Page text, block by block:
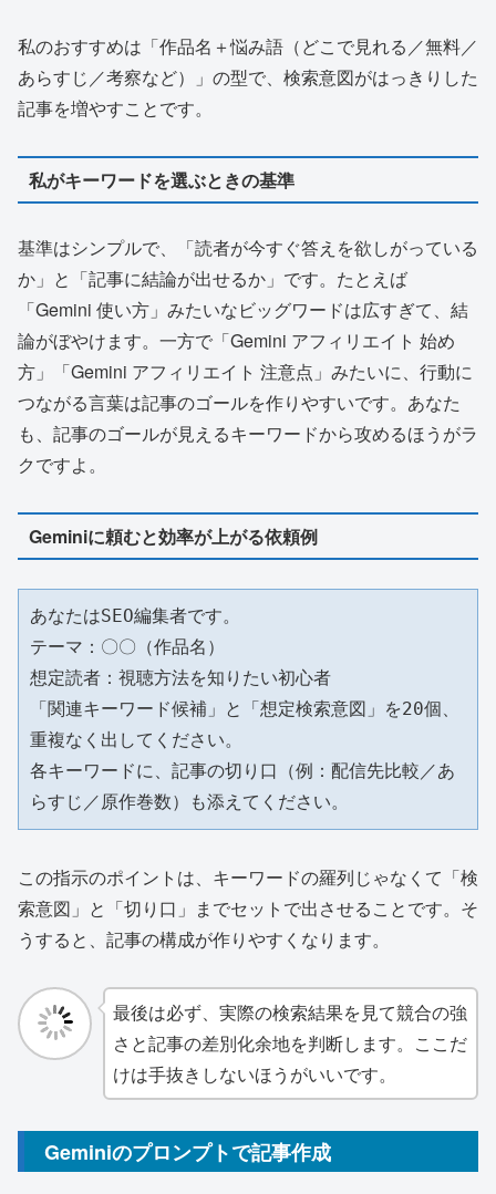
私のおすすめは「作品名＋悩み語（どこで見れる／無料／
あらすじ／考察など）」の型で、検索意図がはっきりした
記事を増やすことです。
私がキーワードを選ぶときの基準
基準はシンプルで、「読者が今すぐ答えを欲しがっている
か」と「記事に結論が出せるか」です。たとえば
「Gemini 使い方」みたいなビッグワードは広すぎて、結
論がぼやけます。一方で「Gemini アフィリエイト 始め
方」「Gemini アフィリエイト 注意点」みたいに、行動に
つながる言葉は記事のゴールを作りやすいです。あなた
も、記事のゴールが見えるキーワードから攻めるほうがラ
クですよ。
Geminiに頼むと効率が上がる依頼例
あなたはSEO編集者です。
テーマ：〇〇（作品名）
想定読者：視聴方法を知りたい初心者
「関連キーワード候補」と「想定検索意図」を20個、
重複なく出してください。
各キーワードに、記事の切り口（例：配信先比較／あ
らすじ／原作巻数）も添えてください。
この指示のポイントは、キーワードの羅列じゃなくて「検
索意図」と「切り口」までセットで出させることです。そ
うすると、記事の構成が作りやすくなります。
最後は必ず、実際の検索結果を見て競合の強
さと記事の差別化余地を判断します。ここだ
けは手抜きしないほうがいいです。
Geminiのプロンプトで記事作成